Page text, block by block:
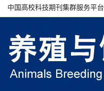
中国高校科技期刊集群服务平台